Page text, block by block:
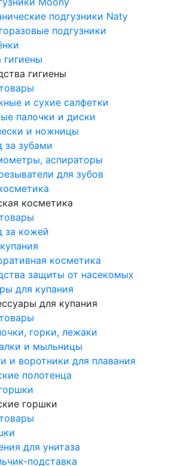
подгузники Naty
подгузники
гигиены
гигиены
и сухие салфетки
палочки и диски
и ножницы
за зубами
аспираторы
для зубов
косметика
за кожей
косметика
защиты от насекомых
для купания
для купания
горки, лежаки
и мыльницы
и воротники для плавания
полотенца
горшки
для унитаза
подставка